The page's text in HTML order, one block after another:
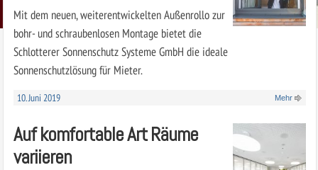
Mit dem neuen, weiterentwickelten Außenrollo zur
bohr- und schraubenlosen Montage bietet die
Schlotterer Sonnenschutz Systeme GmbH die ideale
Sonnenschutzlösung für Mieter.
10. Juni 2019 Mehr
Auf komfortable Art Räume
variieren